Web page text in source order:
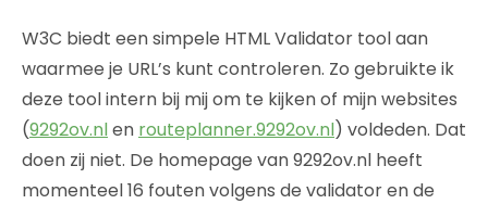
W3C biedt een simpele HTML Validator tool aan
waarmee je URL’s kunt controleren. Zo gebruikte ik
deze tool intern bij mij om te kijken of mijn websites
(9292ov.nlen routeplanner.9292ov.nl) voldeden. Dat
doen zij niet. De homepage van 9292ov.nl heeft
momenteel 16 fouten volgens de validator en de